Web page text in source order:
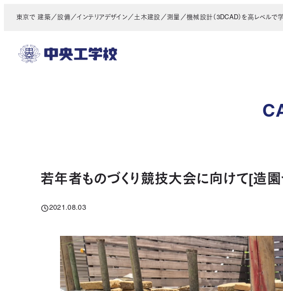
東京で 建築／設備／インテリアデザイン／土木建設／測量／機械設計（3DCAD）を高レベルで
若年者ものづくり競技大会に向けて[造園
投稿日
2021.08.03